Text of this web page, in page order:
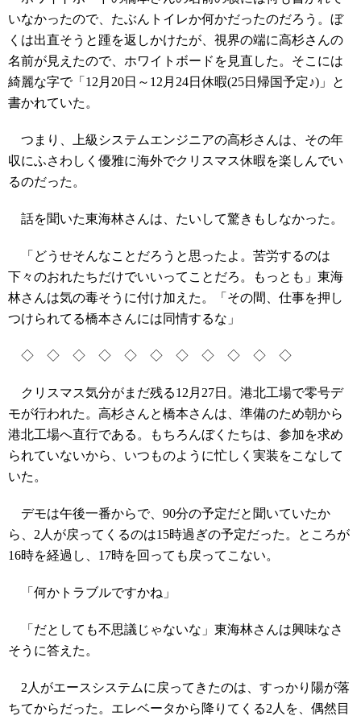
いなかったので、たぶんトイレか何かだったのだろう。ぼ
くは出直そうと踵を返しかけたが、視界の端に高杉さんの
名前が見えたので、ホワイトボードを見直した。そこには
綺麗な字で「12月20日～12月24日休暇(25日帰国予定♪)」と
書かれていた。
つまり、上級システムエンジニアの高杉さんは、その年
収にふさわしく優雅に海外でクリスマス休暇を楽しんでい
るのだった。
話を聞いた東海林さんは、たいして驚きもしなかった。
「どうせそんなことだろうと思ったよ。苦労するのは
下々のおれたちだけでいいってことだろ。もっとも」東海
林さんは気の毒そうに付け加えた。「その間、仕事を押し
つけられてる橋本さんには同情するな」
◇ ◇ ◇ ◇ ◇ ◇ ◇ ◇ ◇ ◇ ◇
クリスマス気分がまだ残る12月27日。港北工場で零号デ
モが行われた。高杉さんと橋本さんは、準備のため朝から
港北工場へ直行である。もちろんぼくたちは、参加を求め
られていないから、いつものように忙しく実装をこなして
いた。
デモは午後一番からで、90分の予定だと聞いていたか
ら、2人が戻ってくるのは15時過ぎの予定だった。ところが
16時を経過し、17時を回っても戻ってこない。
「何かトラブルですかね」
「だとしても不思議じゃないな」東海林さんは興味なさ
そうに答えた。
2人がエースシステムに戻ってきたのは、すっかり陽が落
ちてからだった。エレベータから降りてくる2人を、偶然目